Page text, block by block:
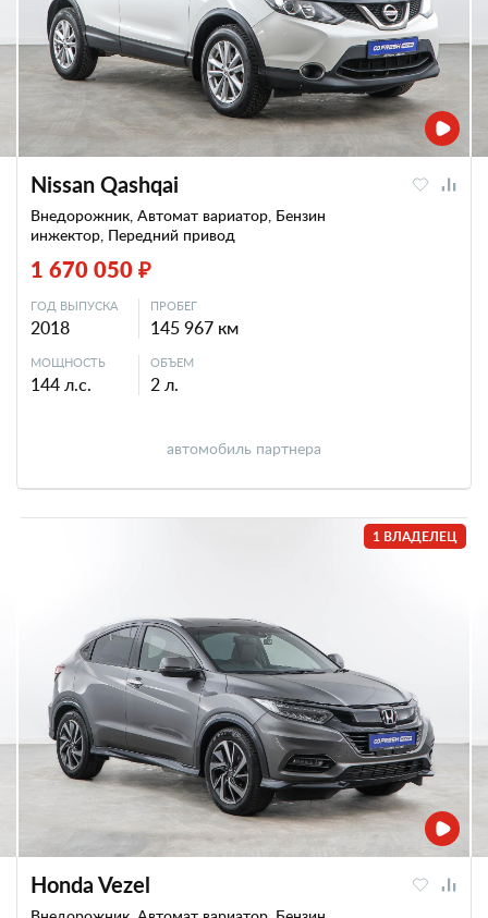
Nissan Qashqai
Внедорожник, Автомат вариатор, Бензин
инжектор, Передний привод
1 670 050 ₽
ГОД ВЫПУСКА
2018
ПРОБЕГ
145 967 км
МОЩНОСТЬ
144 л.с.
ОБЪЕМ
2 л.
автомобиль партнера
1 ВЛАДЕЛЕЦ
Honda Vezel